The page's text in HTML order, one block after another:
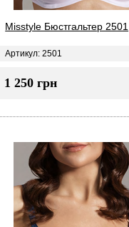
Misstyle Бюстгальтер 2501
Артикул: 2501
1 250 грн